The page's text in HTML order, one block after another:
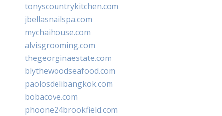
tonyscountrykitchen.com
jbellasnailspa.com
mychaihouse.com
alvisgrooming.com
thegeorginaestate.com
blythewoodseafood.com
paolosdelibangkok.com
bobacove.com
phoone24brookfield.com